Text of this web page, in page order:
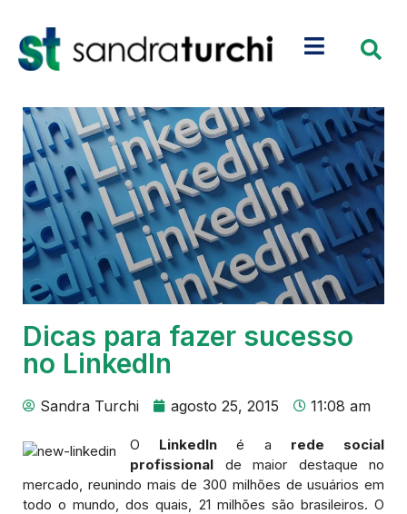
Dicas para fazer sucesso
no LinkedIn
Sandra Turchi agosto 25, 2015 11:08 am
O LinkedIn é a rede social
profissional de maior destaque no
mercado, reunindo mais de 300 milhões de usuários em
todo o mundo, dos quais, 21 milhões são brasileiros. O